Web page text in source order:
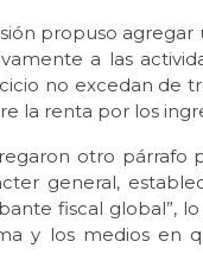
propuso
a las
no excedan de
la renta por los
otro párrafo
general,
fiscal global”,
y los medios en